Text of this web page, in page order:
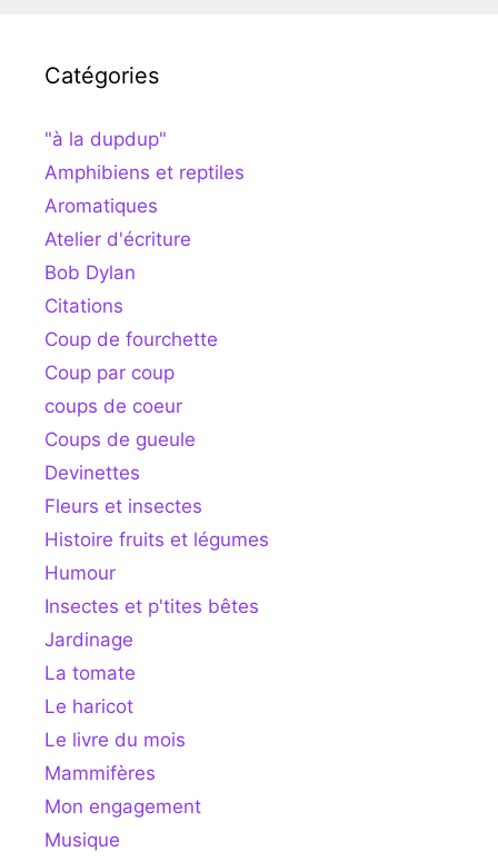
Catégories
"à la dupdup"
Amphibiens et reptiles
Aromatiques
Atelier d'écriture
Bob Dylan
Citations
Coup de fourchette
Coup par coup
coups de coeur
Coups de gueule
Devinettes
Fleurs et insectes
Histoire fruits et légumes
Humour
Insectes et p'tites bêtes
Jardinage
La tomate
Le haricot
Le livre du mois
Mammifères
Mon engagement
Musique